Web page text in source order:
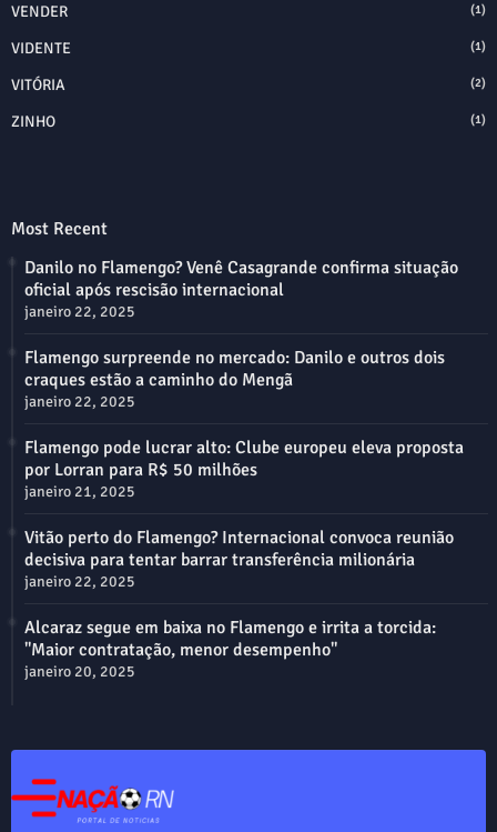
VENDER (1)
VIDENTE (1)
VITÓRIA (2)
ZINHO (1)
Most Recent
Danilo no Flamengo? Venê Casagrande confirma situação
oficial após rescisão internacional
janeiro 22, 2025
Flamengo surpreende no mercado: Danilo e outros dois
craques estão a caminho do Mengã
janeiro 22, 2025
Flamengo pode lucrar alto: Clube europeu eleva proposta
por Lorran para R$ 50 milhões
janeiro 21, 2025
Vitão perto do Flamengo? Internacional convoca reunião
decisiva para tentar barrar transferência milionária
janeiro 22, 2025
Alcaraz segue em baixa no Flamengo e irrita a torcida:
"Maior contratação, menor desempenho"
janeiro 20, 2025